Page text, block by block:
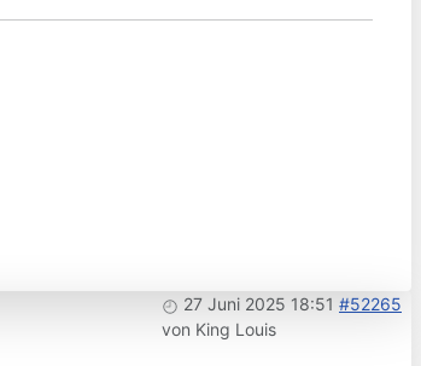
27 Juni 2025 18:51 #52265
von King Louis